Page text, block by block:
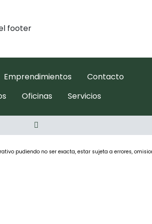
Emprendimientos
Contacto
Oficinas Servicios
pudiendo no ser exacta, estar sujeta a errores,